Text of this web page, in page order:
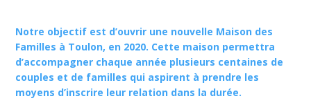
Notre objectif est d’ouvrir une nouvelle Maison des
Familles à Toulon, en 2020. Cette maison permettra
d’accompagner chaque année plusieurs centaines de
couples et de familles qui aspirent à prendre les
moyens d’inscrire leur relation dans la durée.